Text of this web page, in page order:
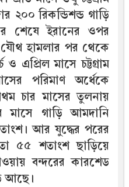
২০০ রিকন্ডিশন্ড গাড়ি
শেষে ইরানের ওপর
হামলার পর থেকে
ও এপ্রিল মাসে চট্টগ্রাম
পরিমাণ অর্ধেকে
চার মাসের তুলনায়
মাসে গাড়ি আমদানি
আর যুদ্ধের পরের
৫৫ শতাংশ ছাড়িয়ে
বন্দরের কারশেড
আছে।